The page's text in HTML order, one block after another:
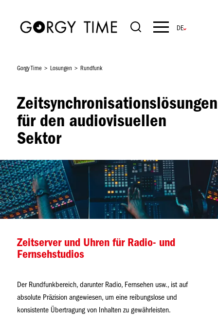
Navigation
Gorgy Time Losungen Rundfunk
Zeitsynchronisationslösungen
für den audiovisuellen
Sektor
Bild
Zeitserver und Uhren für Radio- und
Fernsehstudios
Der Rundfunkbereich, darunter Radio, Fernsehen usw., ist auf
absolute Präzision angewiesen, um eine reibungslose und
konsistente Übertragung von Inhalten zu gewährleisten.